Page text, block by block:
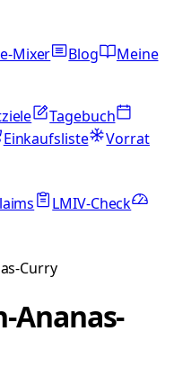
Mixer Blog
Meine
Tagebuch
Einkaufsliste
Vorrat
LMIV-Check
Curry
Ananas-